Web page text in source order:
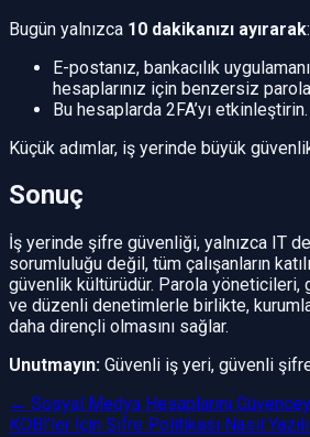
Bugün yalnızca 10 dakikanızı ayırarak:
E-postanız, bankacılık
hesaplarınız için benzersiz
Bu hesaplarda 2FA’yı etkinleştirin.
Küçük adımlar, iş yerinde büyük
Sonuç
İş yerinde şifre güvenliği, yalnızca IT
sorumluluğu değil, tüm çalışanların
güvenlik kültürüdür. Parola yöneticileri,
ve düzenli denetimlerle birlikte,
daha dirençli olmasını sağlar.
Unutmayın: Güvenli iş yeri, güvenli
← Sosyal Medya Hesaplarını
KOBİ’ler İçin Şifre Politikası Nasıl